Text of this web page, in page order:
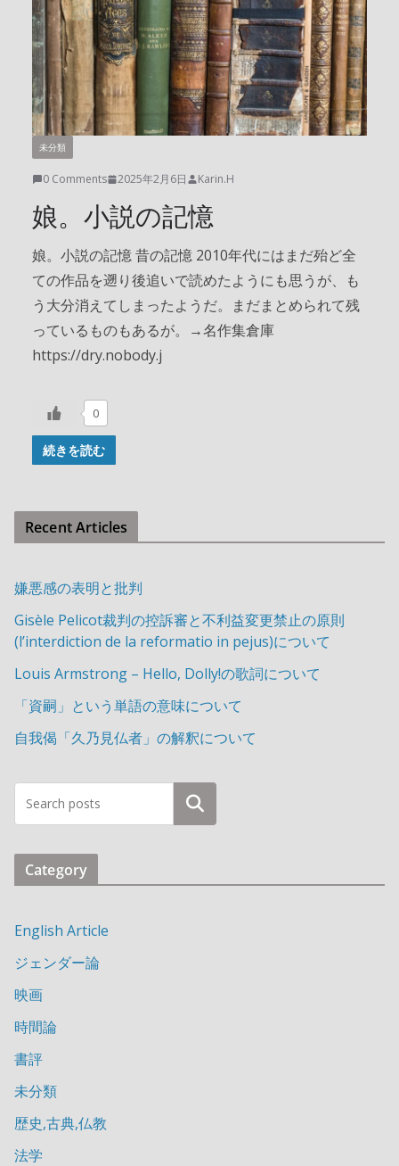
未分類
0 Comments 2025年2月6日 Karin.H
娘。小説の記憶
娘。小説の記憶 昔の記憶 2010年代にはまだ殆ど全
ての作品を遡り後追いで読めたようにも思うが、も
う大分消えてしまったようだ。まだまとめられて残
っているものもあるが。→名作集倉庫
https://dry.nobody.j
0
続きを読む
Recent Articles
嫌悪感の表明と批判
Gisèle Pelicot裁判の控訴審と不利益変更禁止の原則
(l’interdiction de la reformatio in pejus)について
Louis Armstrong – Hello, Dolly!の歌詞について
「資嗣」という単語の意味について
自我偈「久乃見仏者」の解釈について
検索
Category
English Article
ジェンダー論
映画
時間論
書評
未分類
歴史,古典,仏教
法学